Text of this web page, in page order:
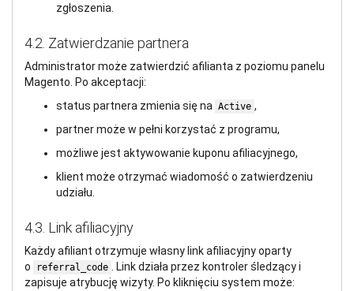
zgłoszenia.
4.2. Zatwierdzanie partnera
Administrator może zatwierdzić afilianta z poziomu panelu
Magento. Po akceptacji:
status partnera zmienia się na Active ,
partner może w pełni korzystać z programu,
możliwe jest aktywowanie kuponu afiliacyjnego,
klient może otrzymać wiadomość o zatwierdzeniu
udziału.
4.3. Link afiliacyjny
Każdy afiliant otrzymuje własny link afiliacyjny oparty
o
referral_code
. Link działa przez kontroler śledzący i
zapisuje atrybucję wizyty. Po kliknięciu system może: